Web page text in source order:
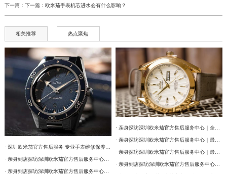
下一篇：下一篇： 欧米茄手表机芯进水会有什么影响？
相关推荐 热点聚焦
· 深圳欧米茄官方售后服务 专业手表维修保养权威公示（2026年7月最新）
· 亲身到店探访深圳欧米茄官方售后服务中心｜详细官方热线及维修地址（2026年7月最新）
· 亲身到店探访深圳欧米茄官方售后服务中心｜详细地址与售后服务电话（2026年7月最新）
· 亲身探访深圳欧米茄官方售后服务中心｜全部网点地址及电话（2026年7月最新）
· 亲身探访深圳欧米茄官方售后服务中心｜最新热线和详细网点地址（2026年7月最新）
· 亲身探访深圳欧米茄官方售后服务中心｜最新热线和详细维修地址（2026年7月最新）
· 亲身到店探访深圳欧米茄官方售后服务中心｜网点地址及售后服务热线（2026年7月最新）